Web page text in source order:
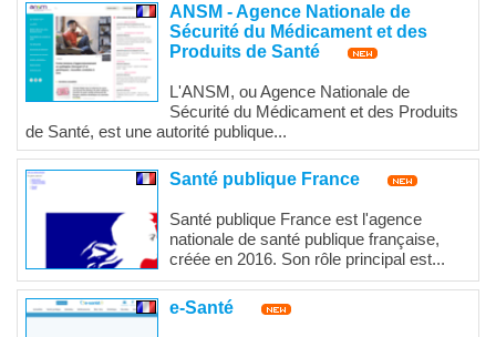
ANSM - Agence Nationale de
Sécurité du Médicament et des
Produits de Santé
L'ANSM, ou Agence Nationale de
Sécurité du Médicament et des Produits
de Santé, est une autorité publique...
Santé publique France
Santé publique France est l'agence
nationale de santé publique française,
créée en 2016. Son rôle principal est...
e-Santé